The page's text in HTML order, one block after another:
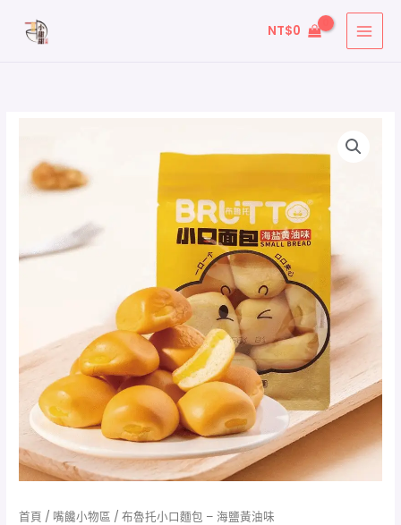
NT$0
首頁 / 嘴饞小物區 / 布魯托小口麵包 – 海鹽黃油味
尋